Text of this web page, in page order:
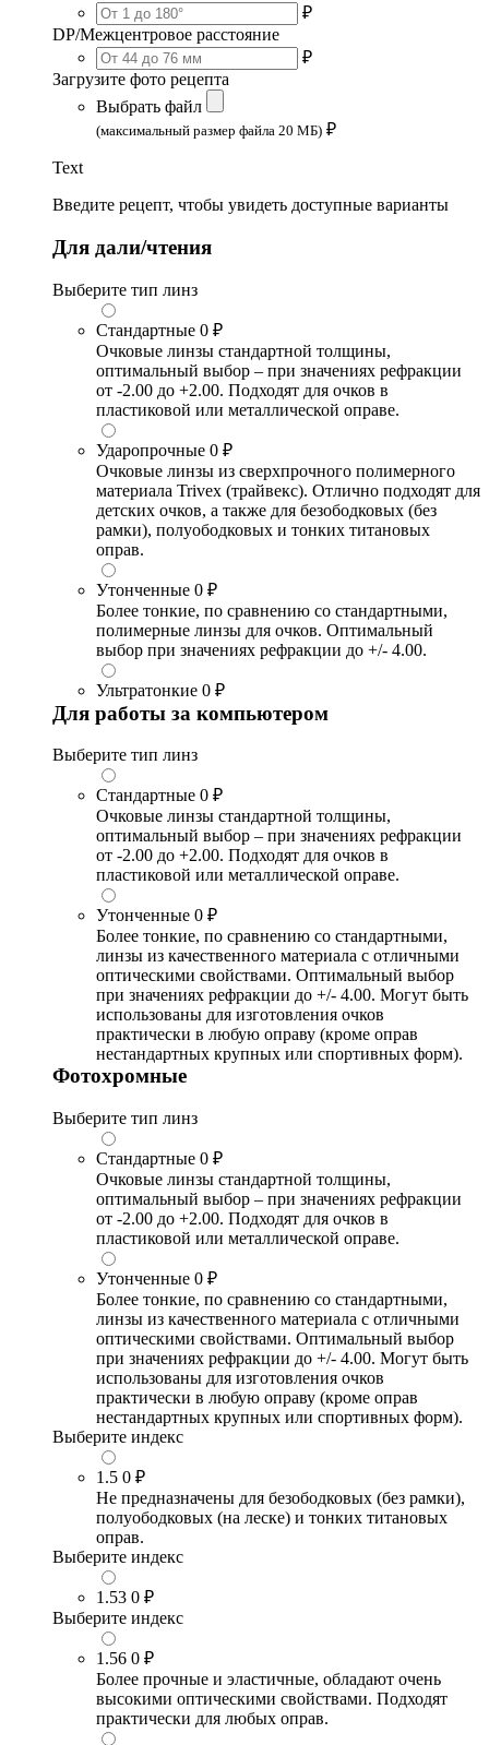
₽
DP/Межцентровое расстояние
₽
Загрузите фото рецепта
Выбрать файл
(максимальный размер файла 20 МБ) ₽
Text
Введите рецепт, чтобы увидеть доступные варианты
Для дали/чтения
Выберите тип линз
Стандартные 0 ₽
Очковые линзы стандартной толщины,
оптимальный выбор – при значениях рефракции
от -2.00 до +2.00. Подходят для очков в
пластиковой или металлической оправе.
Ударопрочные 0 ₽
Очковые линзы из сверхпрочного полимерного
материала Trivex (трайвекс). Отлично подходят для
детских очков, а также для безободковых (без
рамки), полуободковых и тонких титановых
оправ.
Утонченные 0 ₽
Более тонкие, по сравнению со стандартными,
полимерные линзы для очков. Оптимальный
выбор при значениях рефракции до +/- 4.00.
Ультратонкие 0 ₽
Для работы за компьютером
Выберите тип линз
Стандартные 0 ₽
Очковые линзы стандартной толщины,
оптимальный выбор – при значениях рефракции
от -2.00 до +2.00. Подходят для очков в
пластиковой или металлической оправе.
Утонченные 0 ₽
Более тонкие, по сравнению со стандартными,
линзы из качественного материала с отличными
оптическими свойствами. Оптимальный выбор
при значениях рефракции до +/- 4.00. Могут быть
использованы для изготовления очков
практически в любую оправу (кроме оправ
нестандартных крупных или спортивных форм).
Фотохромные
Выберите тип линз
Стандартные 0 ₽
Очковые линзы стандартной толщины,
оптимальный выбор – при значениях рефракции
от -2.00 до +2.00. Подходят для очков в
пластиковой или металлической оправе.
Утонченные 0 ₽
Более тонкие, по сравнению со стандартными,
линзы из качественного материала с отличными
оптическими свойствами. Оптимальный выбор
при значениях рефракции до +/- 4.00. Могут быть
использованы для изготовления очков
практически в любую оправу (кроме оправ
нестандартных крупных или спортивных форм).
Выберите индекс
1.5 0 ₽
Не предназначены для безободковых (без рамки),
полуободковых (на леске) и тонких титановых
оправ.
Выберите индекс
1.53 0 ₽
Выберите индекс
1.56 0 ₽
Более прочные и эластичные, обладают очень
высокими оптическими свойствами. Подходят
практически для любых оправ.